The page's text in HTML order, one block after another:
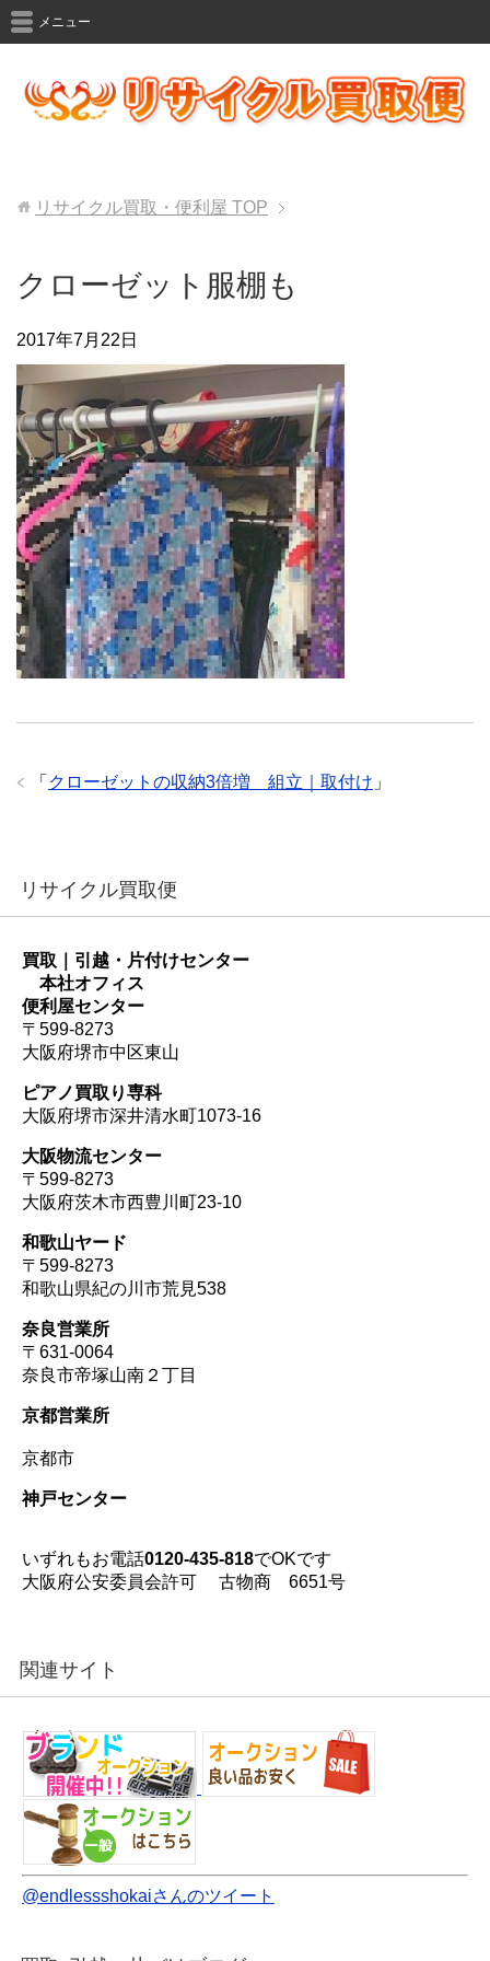
メニュー
リサイクル買取・便利屋 TOP
クローゼット服棚も
2017年7月22日
「 クローゼットの収納3倍増 組立｜取付け 」
リサイクル買取便
買取｜引越・片付けセンター
本社オフィス
便利屋センター
〒599-8273
大阪府堺市中区東山
ピアノ買取り専科
大阪府堺市深井清水町1073-16
大阪物流センター
〒599-8273
大阪府茨木市西豊川町23-10
和歌山ヤード
〒599-8273
和歌山県紀の川市荒見538
奈良営業所
〒631-0064
奈良市帝塚山南２丁目
京都営業所
京都市
神戸センター
いずれもお電話0120-435-818でOKです
大阪府公安委員会許可 古物商 6651号
関連サイト
@endlessshokaiさんのツイート